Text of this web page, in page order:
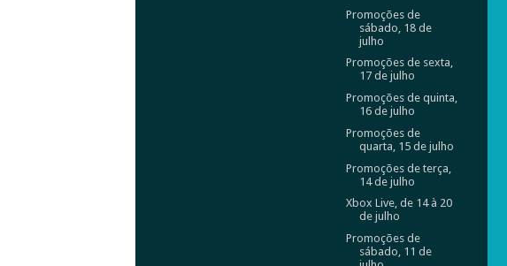
Promoções de
sábado, 18 de
julho
Promoções de sexta,
17 de julho
Promoções de quinta,
16 de julho
Promoções de
quarta, 15 de julho
Promoções de terça,
14 de julho
Xbox Live, de 14 à 20
de julho
Promoções de
sábado, 11 de